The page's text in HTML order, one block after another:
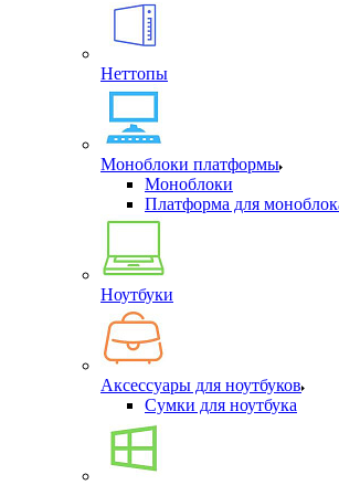
Неттопы
Моноблоки платформы
Моноблоки
Платформа для
Ноутбуки
Аксессуары для ноутбуков
Сумки для ноутбука